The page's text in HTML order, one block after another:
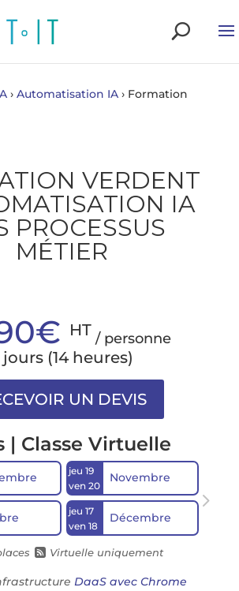
› Automatisation IA › Formation
VERDENT
IA
PROCESSUS
MÉTIER
HT / personne
jours (14 heures)
| Classe Virtuelle
jeu 19
ven 20
Novembre
jeu 17
ven 18
Décembre
 Virtuelle uniquement
DaaS avec Chrome